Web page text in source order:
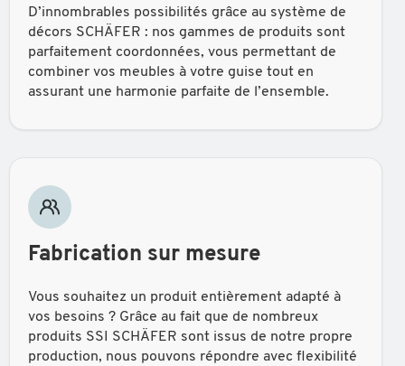
D’innombrables possibilités grâce au système de
décors SCHÄFER : nos gammes de produits sont
parfaitement coordonnées, vous permettant de
combiner vos meubles à votre guise tout en
assurant une harmonie parfaite de l’ensemble.
Fabrication sur mesure
Vous souhaitez un produit entièrement adapté à
vos besoins ? Grâce au fait que de nombreux
produits SSI SCHÄFER sont issus de notre propre
production, nous pouvons répondre avec flexibilité